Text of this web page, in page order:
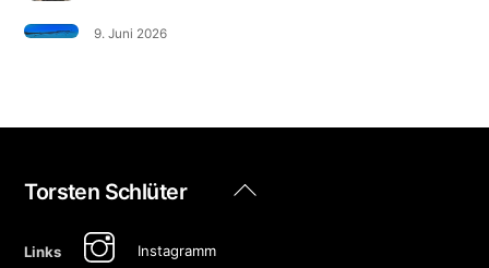
9. Juni 2026
Back
Torsten Schlüter
Links Instagramm